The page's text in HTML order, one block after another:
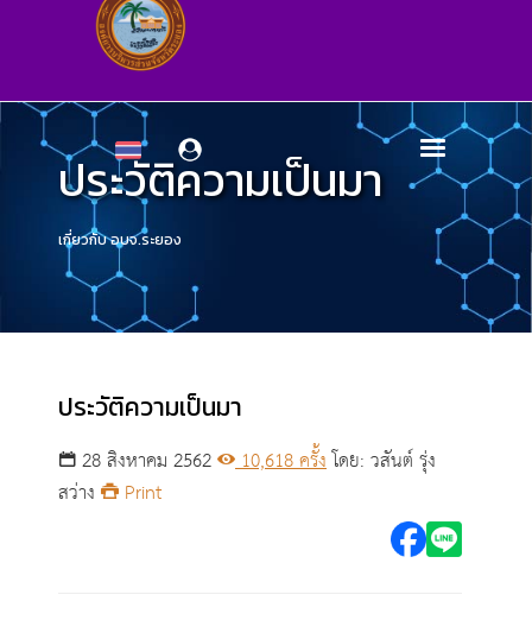
ประวัติความเป็นมา
เกี่ยวกับ อบจ.ระยอง
ประวัติความเป็นมา
28 สิงหาคม 2562 10,618 ครั้งโดย: วสันต์ รุ่ง
สว่าง
Print